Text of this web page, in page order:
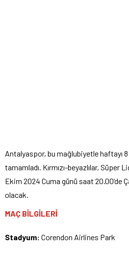
Antalyaspor, bu mağlubiyetle haftayı 8
tamamladı. Kırmızı-beyazlılar, Süper
Ekim 2024 Cuma günü saat 20.00’de
olacak.
MAÇ BİLGİLERİ
Stadyum: Corendon Airlines Park